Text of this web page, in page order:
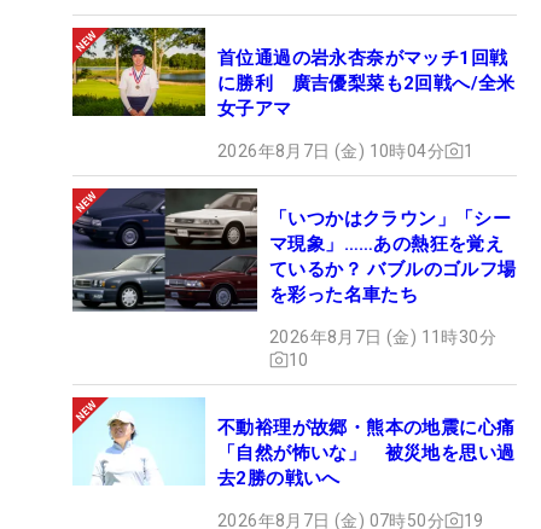
首位通過の岩永杏奈がマッチ1回戦
に勝利 廣吉優梨菜も2回戦へ/全米
女子アマ
2026年8月7日 (金) 10時04分 1
「いつかはクラウン」「シー
マ現象」……あの熱狂を覚え
ているか？ バブルのゴルフ場
を彩った名車たち
2026年8月7日 (金) 11時30分
10
不動裕理が故郷・熊本の地震に心痛
「自然が怖いな」 被災地を思い過
去2勝の戦いへ
2026年8月7日 (金) 07時50分 19